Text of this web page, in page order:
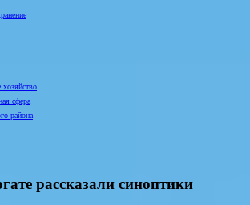
хозяйство
сфера
района
рассказали синоптики